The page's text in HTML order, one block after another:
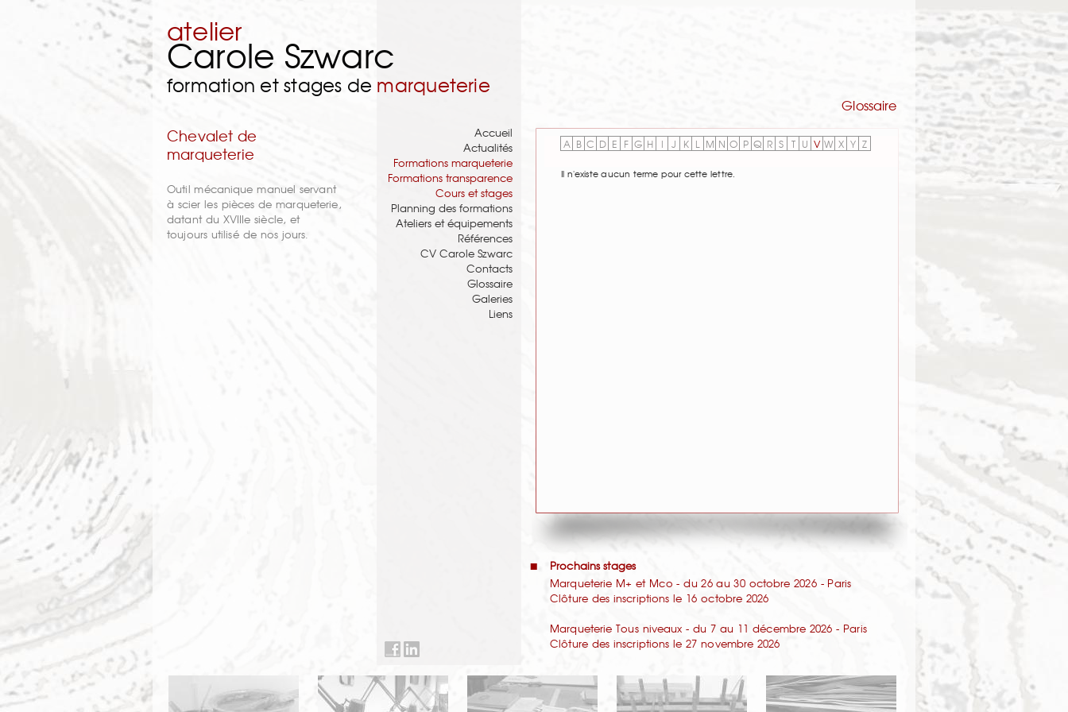
atelier
Carole Szwarc
formation et stages de marqueterie
Chevalet de
marqueterie
Outil mécanique manuel servant
à scier les pièces de marqueterie,
datant du XVIIIe siècle, et
toujours utilisé de nos jours.
Accueil
Actualités
Formations marqueterie
Formations transparence
Cours et stages
Planning des formations
Ateliers et équipements
Références
CV Carole Szwarc
Contacts
Glossaire
Galeries
Liens
Glossaire
A B C D E F G H I J K L M N O P Q R S T U V W X Y Z
Il n'existe aucun terme pour cette lettre.
Prochains stages
Marqueterie M+ et Mco - du 26 au 30 octobre 2026 - Paris
Clôture des inscriptions le 16 octobre 2026
Marqueterie Tous niveaux - du 7 au 11 décembre 2026 - Paris
Clôture des inscriptions le 27 novembre 2026